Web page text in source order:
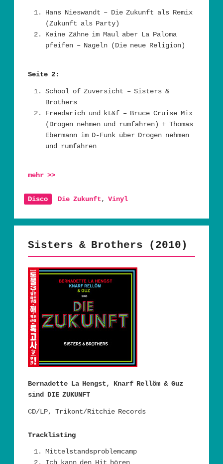
Hans Nieswandt – Die Zukunft als Remix
(Zukunft als Party)
Keine Zähne im Maul aber La Paloma
pfeifen – Nageln (Die neue Religion)
Seite 2:
School of Zuversicht – Sisters &
Brothers
Freedarich und kt&f – Bruce Cruise Mix
(Drogen nehmen und rumfahren) + Thomas
Ebermann im D-Funk über Drogen nehmen
und rumfahren
mehr >>
Disco Die Zukunft,Vinyl
Sisters & Brothers (2010)
Bernadette La Hengst, Knarf Rellöm & Guz
sind DIE ZUKUNFT
CD/LP, Trikont/Ritchie Records
Tracklisting
Mittelstandsproblemcamp